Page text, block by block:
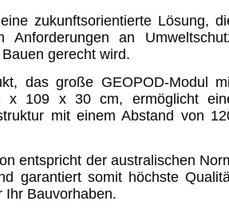
zukunftsorientierte Lösung,
Anforderungen an
gerecht wird.
das große GEOPOD-Modul
x 109 x 30 cm, ermöglicht
mit einem Abstand von
entspricht der australischen
garantiert somit höchste
Ihr Bauvorhaben.